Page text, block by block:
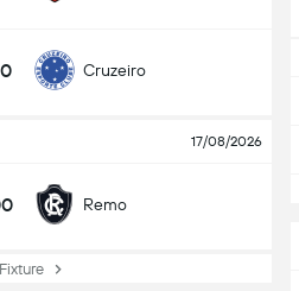
Cruzeiro
17/08/2026
Remo